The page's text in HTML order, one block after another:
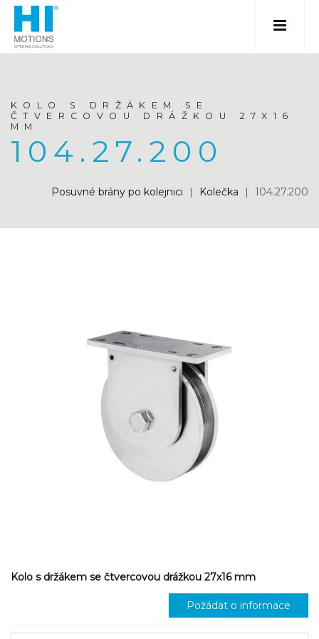
KOLO S DRŽÁKEM SE
ČTVERCOVOU DRÁŽKOU 27X16
MM
104.27.200
Posuvné brány po kolejnici | Kolečka | 104.27.200
Kolo s držákem se čtvercovou drážkou 27x16 mm
Požádat o informace